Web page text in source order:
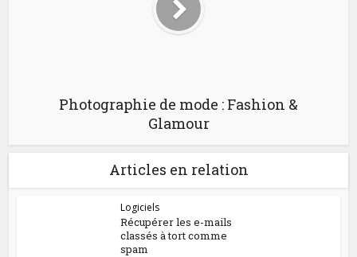
Photographie de mode : Fashion &
Glamour
Articles en relation
Logiciels
Récupérer les e-mails
classés à tort comme
spam